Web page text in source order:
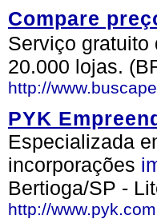
Compare
Serviço gratuito
20.000 lojas.
http://
PYK
Especializada
incorporações
Bertioga/SP -
http://